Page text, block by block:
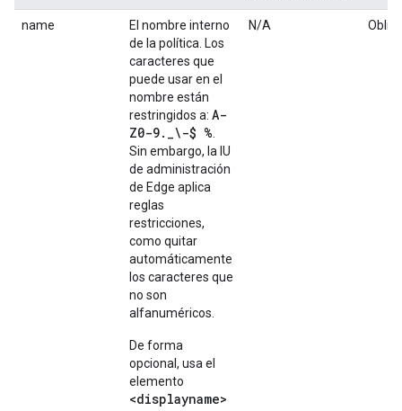
name
El nombre interno
de la política. Los
caracteres que
puede usar en el
nombre están
restringidos a: A-
Z0-9. _\-$ %
Sin embargo, la IU
de administración
de Edge aplica
reglas
restricciones,
como quitar
automáticamente
los caracteres que
no son
alfanuméricos.
De forma
opcional, usa el
elemento
<displayname>
N/A